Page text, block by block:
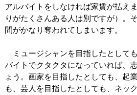
アルバイトをしなければ家賃が払え
りがたくさんある人は別ですが）。
間がかなり奪われてしまいます。
ミュージシャンを目指したとして
バイトでクタクタになっていれば、
ょう。画家を目指したとしても、起
も、芸人を目指したとしても、ネッ